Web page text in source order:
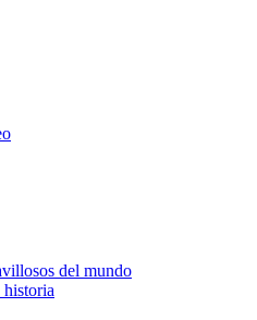
del mundo
historia